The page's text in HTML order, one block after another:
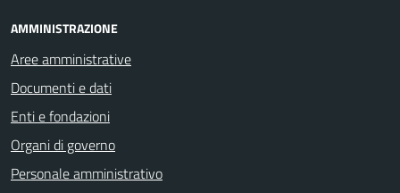
AMMINISTRAZIONE
Aree amministrative
Documenti e dati
Enti e fondazioni
Organi di governo
Personale amministrativo